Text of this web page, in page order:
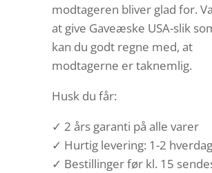
modtageren bliver glad for.
at give Gaveæske USA-slik
kan du godt regne med, at
modtagerne er taknemlig.
Husk du får:
✓ 2 års garanti på alle varer
✓ Hurtig levering: 1-2
✓ Bestillinger før kl. 15